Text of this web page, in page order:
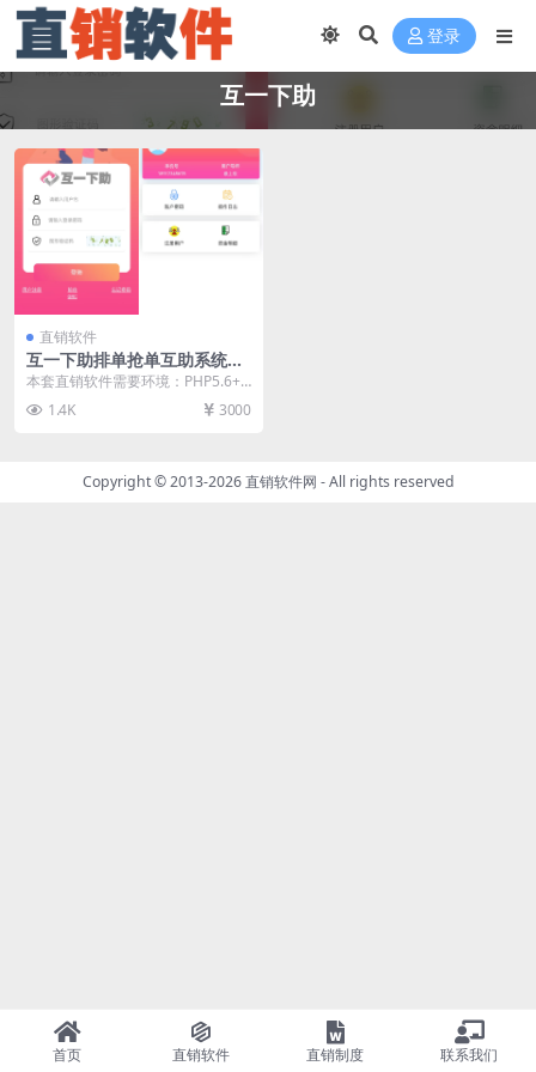
登录
互一下助
直销软件
互一下助排单抢单互助系统直
销软件 直销系统 直销管理软
本套直销软件需要环境：PHP5.6+
MYSQL，是一套互一下助排单抢单
互助系统直...
1.4K 3000
Copyright © 2013-2026直销软件网 - All rights reserved
首页 直销软件 直销制度 联系我们